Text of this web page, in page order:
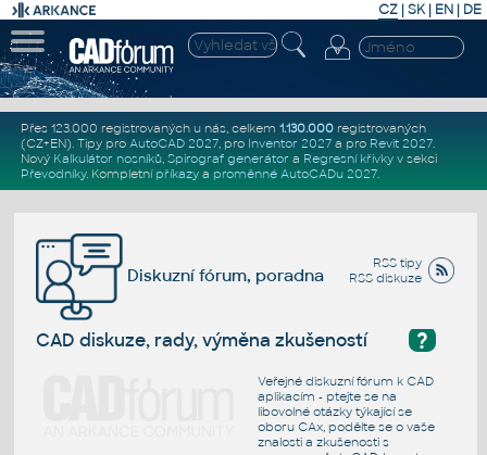
CZ | SK| EN | DE
Přes 123.000 registrovaných u nás, celkem 1.130.000registrovaných
(CZ+EN). Tipy pro AutoCAD 2027, pro Inventor 2027a pro Revit 2027.
Nový Kalkulátor nosníků, Spirograf generátor a Regresní křivkyv sekci
Převodníky. Kompletní příkazya proměnné AutoCADu 2027.
RSS tipy
RSS diskuze
Diskuzní fórum, poradna
?
CAD diskuze, rady, výměna zkušeností
Veřejné diskuzní fórum k CAD
aplikacím - ptejte se na
libovolné otázky týkající se
oboru CAx, podělte se o vaše
znalosti a zkušenosti s